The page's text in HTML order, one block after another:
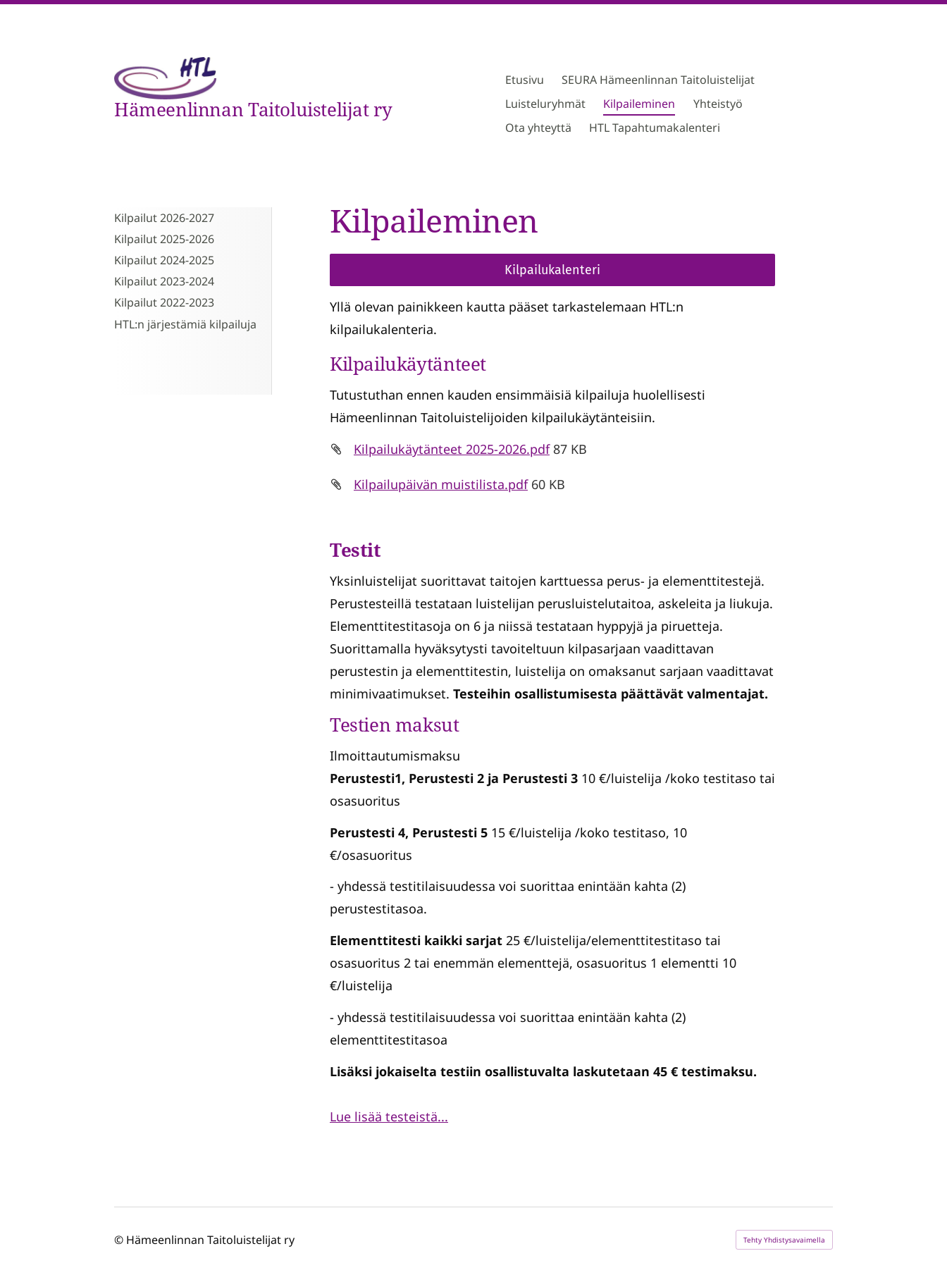
Hämeenlinnan Taitoluistelijat ry
Etusivu
SEURA Hämeenlinnan Taitoluistelijat
Luisteluryhmät
Kilpaileminen
Yhteistyö
Ota yhteyttä
HTL Tapahtumakalenteri
Kilpailut 2026-2027
Kilpailut 2025-2026
Kilpailut 2024-2025
Kilpailut 2023-2024
Kilpailut 2022-2023
HTL:n järjestämiä kilpailuja
Kilpaileminen
Kilpailukalenteri
Yllä olevan painikkeen kautta pääset tarkastelemaan HTL:n
kilpailukalenteria.
Kilpailukäytänteet
Tutustuthan ennen kauden ensimmäisiä kilpailuja huolellisesti
Hämeenlinnan Taitoluistelijoiden kilpailukäytänteisiin.
Kilpailukäytänteet 2025-2026.pdf 87 KB
Kilpailupäivän muistilista.pdf 60 KB
Testit
Yksinluistelijat suorittavat taitojen karttuessa perus- ja elementtitestejä.
Perustesteillä testataan luistelijan perusluistelutaitoa, askeleita ja liukuja.
Elementtitestitasoja on 6 ja niissä testataan hyppyjä ja piruetteja.
Suorittamalla hyväksytysti tavoiteltuun kilpasarjaan vaadittavan
perustestin ja elementtitestin, luistelija on omaksanut sarjaan vaadittavat
minimivaatimukset. Testeihin osallistumisesta päättävät valmentajat.
Testien maksut
Ilmoittautumismaksu
Perustesti1, Perustesti 2 ja Perustesti 310 €/luistelija /koko testitaso tai
osasuoritus
Perustesti 4, Perustesti 515 €/luistelija /koko testitaso, 10
€/osasuoritus
- yhdessä testitilaisuudessa voi suorittaa enintään kahta (2)
perustestitasoa.
Elementtitesti kaikki sarjat25 €/luistelija/elementtitestitaso tai
osasuoritus 2 tai enemmän elementtejä, osasuoritus 1 elementti 10
€/luistelija
- yhdessä testitilaisuudessa voi suorittaa enintään kahta (2)
elementtitestitasoa
Lisäksi jokaiselta testiin osallistuvalta laskutetaan 45 € testimaksu.
Lue lisää testeistä...
© Hämeenlinnan Taitoluistelijat ry Tehty Yhdistysavaimella